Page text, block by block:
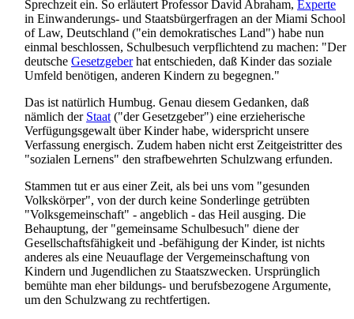
Sprechzeit ein. So erläutert Professor David Abraham, Experte
in Einwanderungs- und Staatsbürger­fragen an der Miami School
of Law, Deutschland ("ein demokratisches Land") habe nun
einmal beschlossen, Schulbesuch verpflichtend zu machen: "Der
deutsche Gesetzgeberhat entschieden, daß Kinder das soziale
Umfeld benötigen, anderen Kindern zu begegnen."
Das ist natürlich Humbug. Genau diesem Gedanken, daß
nämlich der Staat ("der Gesetzgeber") eine erzieherische
Verfügungsgewalt über Kinder habe, widerspricht unsere
Verfassung energisch. Zudem haben nicht erst Zeitgeistritter des
"sozialen Lernens" den strafbewehrten Schulzwang erfunden.
Stammen tut er aus einer Zeit, als bei uns vom "gesunden
Volkskörper", von der durch keine Sonderlinge getrübten
"Volksgemeinschaft" - angeblich - das Heil ausging. Die
Behauptung, der "gemeinsame Schulbesuch" diene der
Gesellschaftsfähigkeit und -befähigung der Kinder, ist nichts
anderes als eine Neuauflage der Vergemeinschaftung von
Kindern und Jugendlichen zu Staatszwecken. Ursprünglich
bemühte man eher bildungs- und berufsbezogene Argumente,
um den Schulzwang zu rechtfertigen.